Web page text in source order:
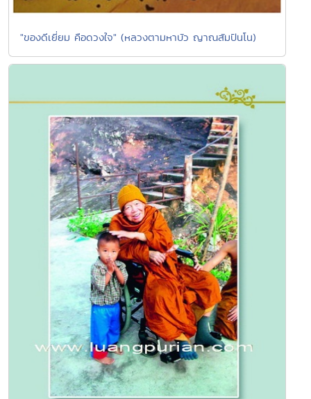
"ของดีเยี่ยม คือดวงใจ" (หลวงตามหาบัว ญาณสัมปันโน)